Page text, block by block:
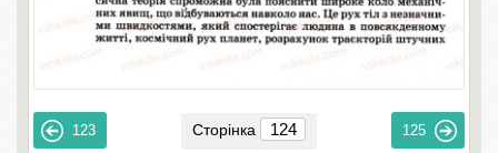
123 Сторінка 125